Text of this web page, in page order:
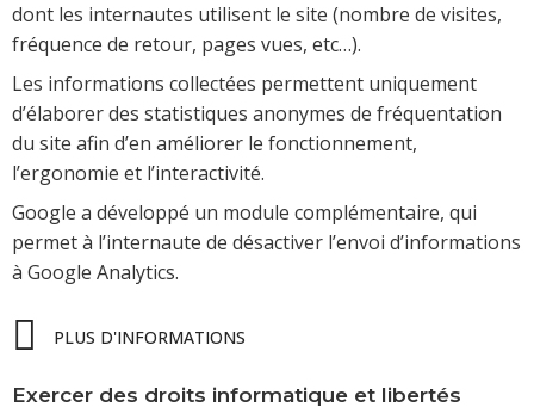
dont les internautes utilisent le site (nombre de visites,
fréquence de retour, pages vues, etc…).
Les informations collectées permettent uniquement
d’élaborer des statistiques anonymes de fréquentation
du site afin d’en améliorer le fonctionnement,
l’ergonomie et l’interactivité.
Google a développé un module complémentaire, qui
permet à l’internaute de désactiver l’envoi d’informations
à Google Analytics.
PLUS D'INFORMATIONS
Exercer des droits informatique et libertés